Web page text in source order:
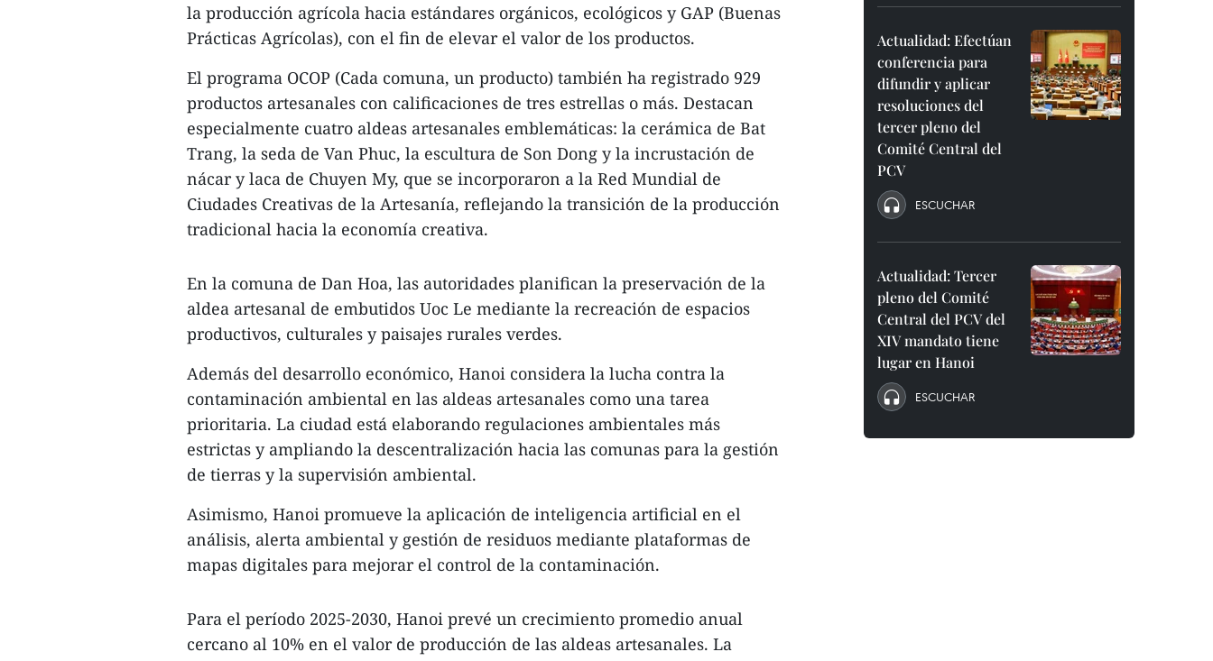
la producción agrícola hacia estándares orgánicos, ecológicos y GAP (Buenas
Prácticas Agrícolas), con el fin de elevar el valor de los productos.
El programa OCOP (Cada comuna, un producto) también ha registrado 929
productos artesanales con calificaciones de tres estrellas o más. Destacan
especialmente cuatro aldeas artesanales emblemáticas: la cerámica de Bat
Trang, la seda de Van Phuc, la escultura de Son Dong y la incrustación de
nácar y laca de Chuyen My, que se incorporaron a la Red Mundial de
Ciudades Creativas de la Artesanía, reflejando la transición de la producción
tradicional hacia la economía creativa.
En la comuna de Dan Hoa, las autoridades planifican la preservación de la
aldea artesanal de embutidos Uoc Le mediante la recreación de espacios
productivos, culturales y paisajes rurales verdes.
Además del desarrollo económico, Hanoi considera la lucha contra la
contaminación ambiental en las aldeas artesanales como una tarea
prioritaria. La ciudad está elaborando regulaciones ambientales más
estrictas y ampliando la descentralización hacia las comunas para la gestión
de tierras y la supervisión ambiental.
Asimismo, Hanoi promueve la aplicación de inteligencia artificial en el
análisis, alerta ambiental y gestión de residuos mediante plataformas de
mapas digitales para mejorar el control de la contaminación.
Para el período 2025-2030, Hanoi prevé un crecimiento promedio anual
cercano al 10% en el valor de producción de las aldeas artesanales. La
Actualidad: Efectúan
conferencia para
difundir y aplicar
resoluciones del
tercer pleno del
Comité Central del
PCV
ESCUCHAR
Actualidad: Tercer
pleno del Comité
Central del PCV del
XIV mandato tiene
lugar en Hanoi
ESCUCHAR